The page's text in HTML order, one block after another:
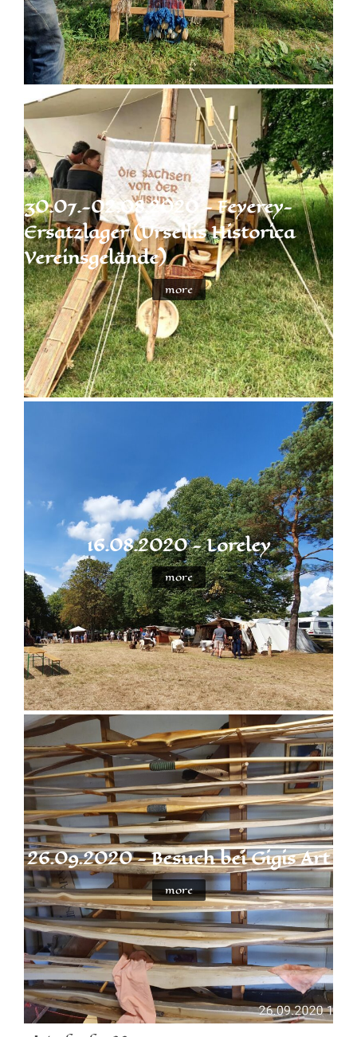
30.07.-02.08.2020 - Feyerey-
Ersatzlager (Ursellis Historica
Vereinsgelände)
more
16.08.2020 - Loreley
more
26.09.2020 - Besuch bei Gigis Art
more